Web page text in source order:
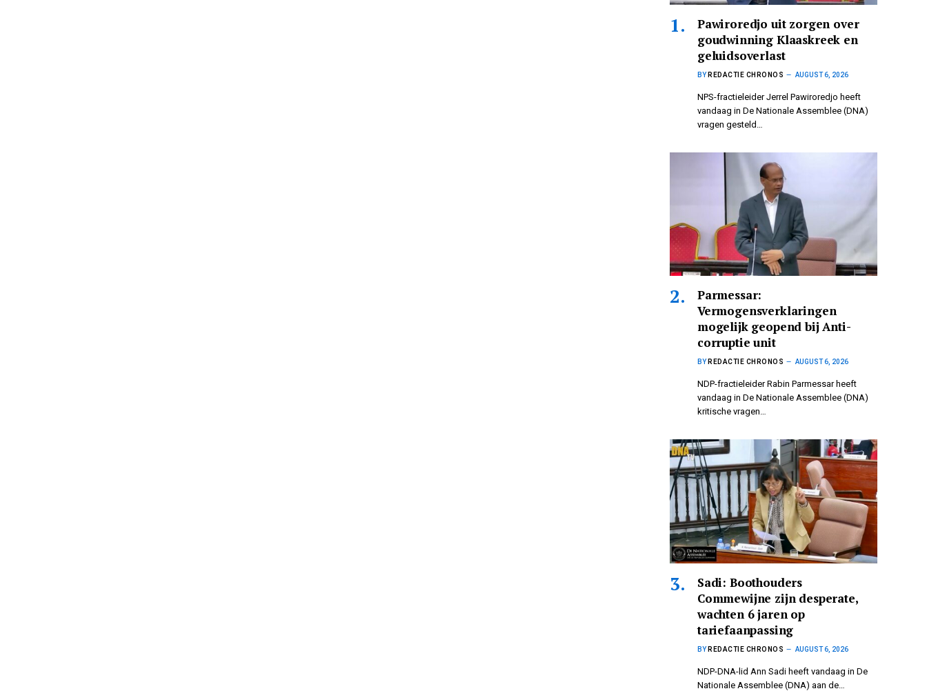
Pawiroredjo uit zorgen over
goudwinning Klaaskreek en
geluidsoverlast
BY REDACTIE CHRONOS AUGUST 6, 2026
NPS-fractieleider Jerrel Pawiroredjo heeft
vandaag in De Nationale Assemblee (DNA)
vragen gesteld…
Parmessar:
Vermogensverklaringen
mogelijk geopend bij Anti-
corruptie unit
BY REDACTIE CHRONOS AUGUST 6, 2026
NDP-fractieleider Rabin Parmessar heeft
vandaag in De Nationale Assemblee (DNA)
kritische vragen…
Sadi: Boothouders
Commewijne zijn desperate,
wachten 6 jaren op
tariefaanpassing
BY REDACTIE CHRONOS AUGUST 6, 2026
NDP-DNA-lid Ann Sadi heeft vandaag in De
Nationale Assemblee (DNA) aan de…